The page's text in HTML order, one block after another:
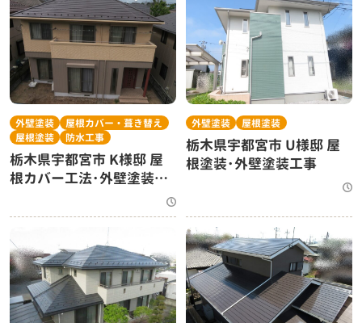
外壁塗装
屋根カバー・葺き替え
屋根塗装
防水工事
栃木県宇都宮市 K様邸 屋
根カバー工法･外壁塗装工
事･ベランダシート防水工
事
外壁塗装 屋根塗装
栃木県宇都宮市 U様邸 屋
根塗装･外壁塗装工事